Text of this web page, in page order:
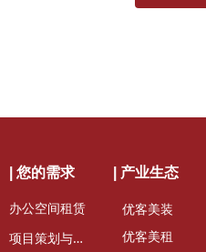
办公空间租赁
项
目策划与定位
| 您的需求
优客美装
优客美租
| 产业生态